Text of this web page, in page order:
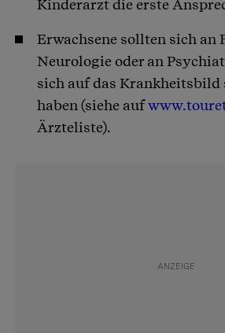
Kinderarzt die erste
Erwachsene sollten sich an
Neurologie oder an
sich auf das
haben (siehe auf
Ärzteliste).